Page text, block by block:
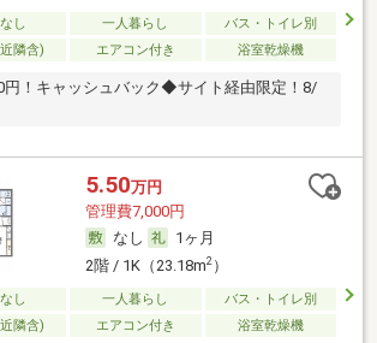
し 一人暮らし
バス・トイレ別
隣含)
エアコン付き 浴室乾燥機
！キャッシュバック◆サイト経由限定！8/
5.50万円
管理費7,000円
なし
1ヶ月
2階 / 1K（23.18m2）
し 一人暮らし
バス・トイレ別
隣含)
エアコン付き 浴室乾燥機